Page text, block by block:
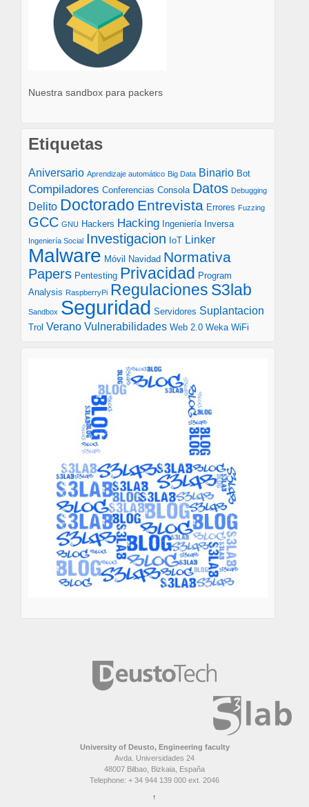
Nuestra sandbox para packers
Etiquetas
Aniversario Aprendizaje automático Big Data Binario Bot
Compiladores Conferencias Consola Datos Debugging
Delito Doctorado Entrevista Errores Fuzzing
GCC GNU Hackers Hacking Ingeniería Inversa
Ingeniería Social Investigacion IoT Linker
Malware Móvil Navidad Normativa
Papers Pentesting Privacidad Program
Analysis RaspberryPi Regulaciones S3lab
Sandbox Seguridad Servidores Suplantacion
Trol Verano Vulnerabilidades Web 2.0 Weka WiFi
University of Deusto, Engineering faculty
Avda. Universidades 24
48007 Bilbao, Bizkaia, España
Telephone: + 34 944 139 000 ext. 2046
↑